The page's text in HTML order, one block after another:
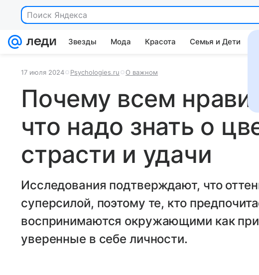
Поиск Яндекса
Звезды Мода Красота Семья и Дети
17 июля 2024 Psychologies.ru О важном
Почему всем
что надо знать о
страсти и удачи
Исследования подтверждают, что
суперсилой, поэтому те, кто
воспринимаются окружающими как
уверенные в себе личности.